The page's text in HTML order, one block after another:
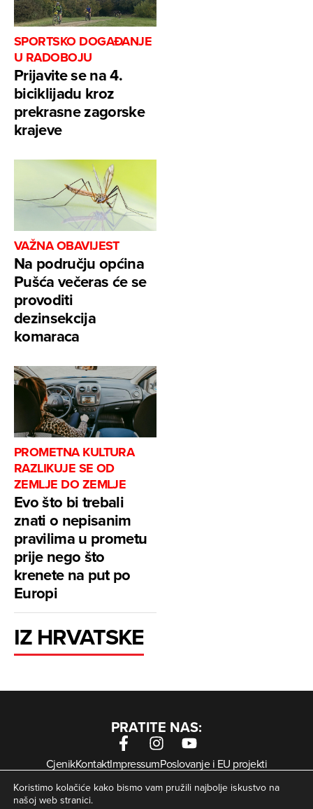
SPORTSKO DOGAĐANJE
U RADOBOJU
Prijavite se na 4.
biciklijadu kroz
prekrasne zagorske
krajeve
VAŽNA OBAVIJEST
Na području općina
Pušća večeras će se
provoditi
dezinsekcija
komaraca
PROMETNA KULTURA
RAZLIKUJE SE OD
ZEMLJE DO ZEMLJE
Evo što bi trebali
znati o nepisanim
pravilima u prometu
prije nego što
krenete na put po
Europi
IZ HRVATSKE
PRATITE NAS:
CjenikKontaktImpressumPoslovanje i EU projekti
Arhiva digitalnih novina
Uvjeti korištenjaZaštita privatnosti
Kolačići
Koristimo kolačiće kako bismo vam pružili najbolje iskustvo na
našoj web stranici.